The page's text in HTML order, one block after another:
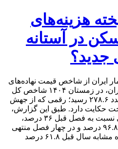
هزینه‌های
در آستانه
ایران از شاخص قیمت نهاده‌های
ساختمان‌های مسکونی شهر تهران، در زمستان ۱۴۰۴ شاخص کل
قیمت نهاده‌های ساختمانی به عدد ۲۷۸.۶ رسید؛ رقمی که از جهش
حکایت دارد. طبق این گزارش،
شاخص کل نهاده‌های ساختمانی نسبت به فصل قبل ۳۶ درصد،
نسبت به زمستان سال گذشته ۹۶.۸ درصد و در چهار فصل منتهی
به زمستان ۱۴۰۴ نسبت به دوره مشابه سال قبل ۶۱.۸ درصد